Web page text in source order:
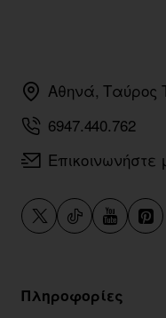
Αθηνά, Ταύρος
6947.440.762
Επικοινωνήστε
Πληροφορίες